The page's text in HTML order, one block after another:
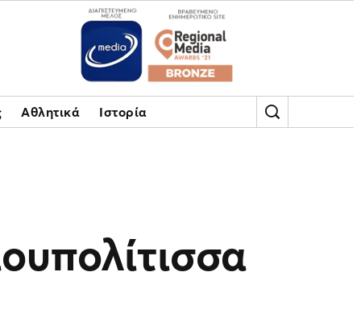
Αθλητικά Ιστορία